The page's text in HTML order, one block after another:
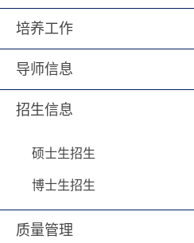
培养工作
导师信息
招生信息
硕士生招生
博士生招生
质量管理